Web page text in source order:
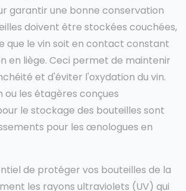
garantir une bonne conservation
doivent être stockées couchées,
que le vin soit en contact constant
en liège. Ceci permet de maintenir
et d'éviter l'oxydation du vin.
ou les étagères conçues
le stockage des bouteilles sont
pour les œnologues en
de protéger vos bouteilles de la
les rayons ultraviolets (UV) qui